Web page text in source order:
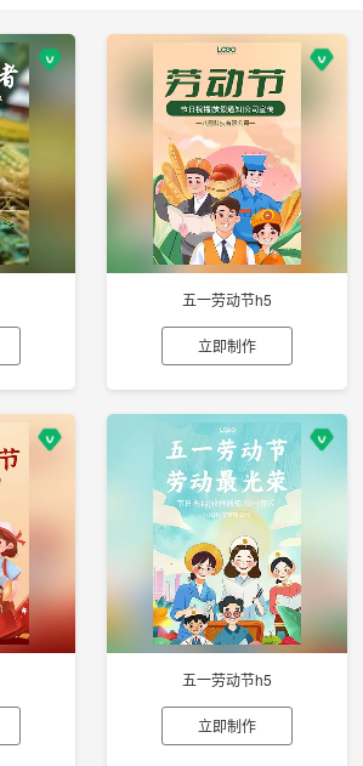
五一劳动节h5
立即制作
五一劳动节h5
立即制作